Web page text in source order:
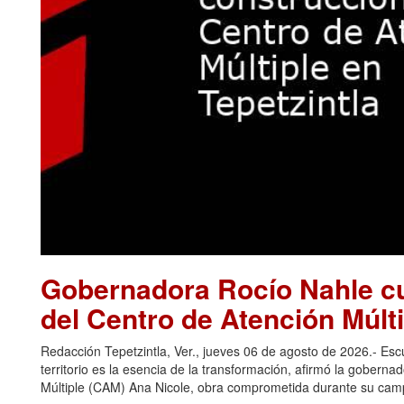
Gobernadora Rocío Nahle
del Centro de Atención
Redacción Tepetzintla, Ver., jueves 06 de agosto de 2026.-
territorio es la esencia de la transformación, afirmó la
Múltiple (CAM) Ana Nicole, obra comprometida durante su